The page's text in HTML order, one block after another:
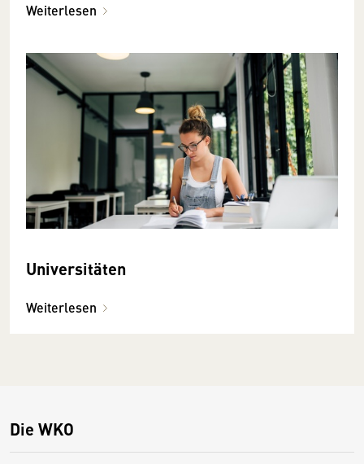
Weiterlesen
Universitäten
Weiterlesen
Die WKO